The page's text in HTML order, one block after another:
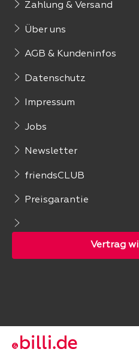
Zahlung & Versand
Über uns
AGB & Kundeninfos
Datenschutz
Impressum
Jobs
Newsletter
friendsCLUB
Preisgarantie